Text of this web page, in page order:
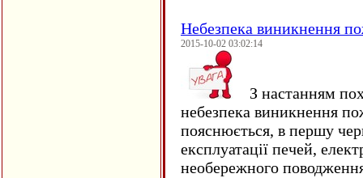
Небезпека виникнення
2015-10-02 03:02:14
З настанням
небезпека виникнення
пояснюється, в першу
експлуатації печей,
необережного